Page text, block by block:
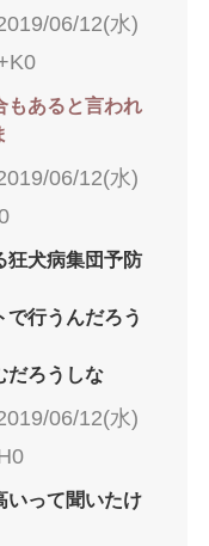
06/12(水)
もあると言われ
06/12(水)
狂犬病集団予防
行うんだろう
だろうしな
06/12(水)
いって聞いたけ